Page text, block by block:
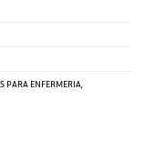
PARA ENFERMERIA